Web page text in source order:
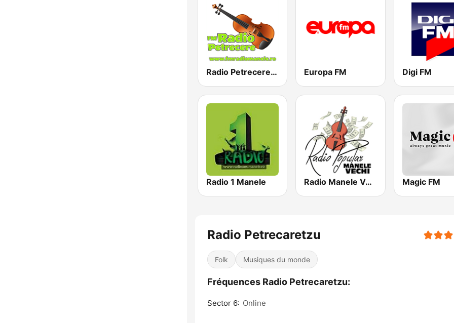
Radio Petrecere Romania Europa FM Digi FM
Radio 1 Manele Radio Manele Vechi Romania Magic FM
Radio Petrecaretzu
Folk Musiques du monde
Fréquences Radio Petrecaretzu:
Sector 6: Online